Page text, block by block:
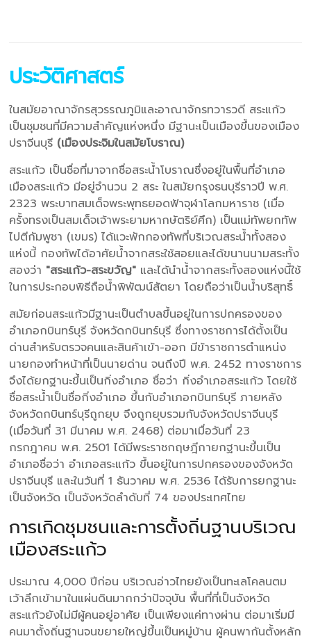
ประวัติศาสตร์
ในสมัยอาณาจักรสุวรรณภูมิและอาณาจักรทวารวดี สระแก้ว
เป็นชุมชนที่มีความสำคัญแห่งหนึ่ง มีฐานะเป็นเมืองขึ้นของเมือง
ปราจีนบุรี (เมืองประจิมในสมัยโบราณ)
สระแก้ว เป็นชื่อที่มาจากชื่อสระน้ำโบราณซึ่งอยู่ในพื้นที่อำเภอ
เมืองสระแก้ว มีอยู่จำนวน 2 สระ ในสมัยกรุงธนบุรีราวปี พ.ศ.
2323 พระบาทสมเด็จพระพุทธยอดฟ้าจุฬาโลกมหาราช (เมื่อ
ครั้งทรงเป็นสมเด็จเจ้าพระยามหากษัตริย์ศึก) เป็นแม่ทัพยกทัพ
ไปตีกัมพูชา (เขมร) ได้แวะพักกองทัพที่บริเวณสระน้ำทั้งสอง
แห่งนี้ กองทัพได้อาศัยน้ำจากสระใช้สอยและได้ขนานนามสระทั้ง
สองว่า "สระแก้ว-สระขวัญ" และได้นำน้ำจากสระทั้งสองแห่งนี้ใช้
ในการประกอบพิธีถือน้ำพิพัฒน์สัตยา โดยถือว่าเป็นน้ำบริสุทธิ์
สมัยก่อนสระแก้วมีฐานะเป็นตำบลขึ้นอยู่ในการปกครองของ
อำเภอกบินทร์บุรี จังหวัดกบินทร์บุรี ซึ่งทางราชการได้ตั้งเป็น
ด่านสำหรับตรวจคนและสินค้าเข้า-ออก มีข้าราชการตำแหน่ง
นายกองทำหน้าที่เป็นนายด่าน จนถึงปี พ.ศ. 2452 ทางราชการ
จึงได้ยกฐานะขึ้นเป็นกิ่งอำเภอ ชื่อว่า กิ่งอำเภอสระแก้ว โดยใช้
ชื่อสระน้ำเป็นชื่อกิ่งอำเภอ ขึ้นกับอำเภอกบินทร์บุรี ภายหลัง
จังหวัดกบินทร์บุรีถูกยุบ จึงถูกยุบรวมกับจังหวัดปราจีนบุรี
(เมื่อวันที่ 31 มีนาคม พ.ศ. 2468) ต่อมาเมื่อวันที่ 23
กรกฎาคม พ.ศ. 2501 ได้มีพระราชกฤษฎีกายกฐานะขึ้นเป็น
อำเภอชื่อว่า อำเภอสระแก้ว ขึ้นอยู่ในการปกครองของจังหวัด
ปราจีนบุรี และในวันที่ 1 ธันวาคม พ.ศ. 2536 ได้รับการยกฐานะ
เป็นจังหวัด เป็นจังหวัดลำดับที่ 74 ของประเทศไทย
การเกิดชุมชนและการตั้งถิ่นฐานบริเวณ
เมืองสระแก้ว
ประมาณ 4,000 ปีก่อน บริเวณอ่าวไทยยังเป็นทะเลโคลนตม
เว้าลึกเข้ามาในแผ่นดินมากกว่าปัจจุบัน พื้นที่ที่เป็นจังหวัด
สระแก้วยังไม่มีผู้คนอยู่อาศัย เป็นเพียงแค่ทางผ่าน ต่อมาเริ่มมี
คนมาตั้งถิ่นฐานจนขยายใหญ่ขึ้นเป็นหมู่บ้าน ผู้คนพากันตั้งหลัก